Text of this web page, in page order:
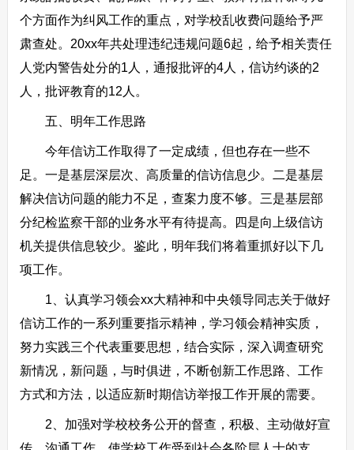
个方面作为纠风工作的重点，对学校乱收费问题给予严
肃查处。20xx年共处理违纪违规问题6起，给予相关责任
人党内警告处分的1人，通报批评的4人，信访约谈的2
人，批评教育的12人。
五、明年工作思路
今年信访工作取得了一定成绩，但也存在一些不
足。一是基层深层次、高质量的信访信息少。二是基层
解决信访问题的能力不足，查案力度不够。三是基层部
分纪检监察干部的业务水平有待提高。四是向上级信访
机关提供信息较少。鉴此，明年我们将着重抓好以下几
项工作。
1、认真学习领会xx大精神和中央领导同志关于做好
信访工作的一系列重要指示精神，学习领会精神实质，
努力实践三个代表重要思想，结合实际，深入调查研究
新情况，新问题，与时俱进，不断创新工作思路、工作
方式和方法，以适应新时期信访举报工作开展的需要。
2、加强对学校校务公开的督查，积极、主动做好宣